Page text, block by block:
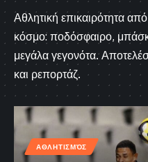
Αθλητική επικαιρότητα
κόσμο: ποδόσφαιρο,
μεγάλα γεγονότα.
και ρεπορτάζ.
ΑΘΛΗΤΙΣΜΌΣ